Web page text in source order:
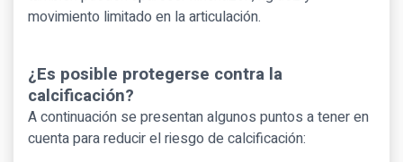
movimiento limitado en la articulación.
¿Es posible protegerse contra la
calcificación?
A continuación se presentan algunos puntos a tener en
cuenta para reducir el riesgo de calcificación: